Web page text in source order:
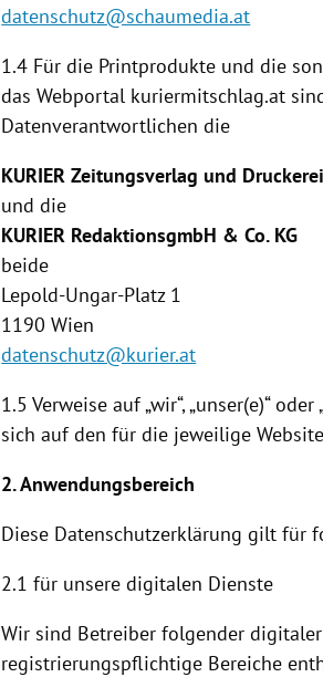
datenschutz@schaumedia.at
1.4 Für die Printprodukte und die
das Webportal kuriermitschlag.at
Datenverantwortlichen die
KURIER Zeitungsverlag und
und die
KURIER RedaktionsgmbH & Co. KG
beide
Lepold-Ungar-Platz 1
1190Wien
datenschutz@kurier.at
1.5 Verweise auf „wir“, „unser(e)“
sich auf den für die jeweilige
2. Anwendungsbereich
Diese Datenschutzerklärung gilt für
2.1 für unsere digitalen Dienste
Wir sind Betreiber folgender
registrierungspflichtige Bereiche